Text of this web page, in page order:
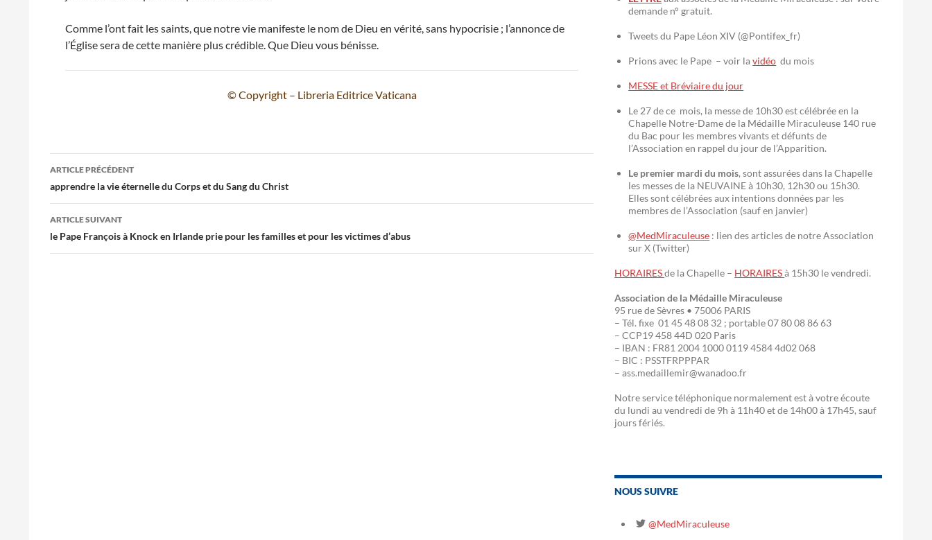
Comme l’ont fait les saints, que notre vie manifeste le nom de Dieu en vérité, sans hypocrisie ; l’annonce de
l’Église sera de cette manière plus crédible. Que Dieu vous bénisse.
© Copyright – Libreria Editrice Vaticana
Navigation
des
articles
ARTICLE PRÉCÉDENT
apprendre la vie éternelle du Corps et du Sang du Christ
ARTICLE SUIVANT
le Pape François à Knock en Irlande prie pour les familles et pour les victimes d’abus
demande n° gratuit.
Tweets du Pape Léon XIV (@Pontifex_fr)
Prions avec le Pape – voir lavidéo du mois
MESSE et Bréviaire du jour
Le 27 de ce mois, la messe de 10h30 est célébrée en la
Chapelle Notre-Dame de la Médaille Miraculeuse 140 rue
du Bac pour les membres vivants et défunts de
l’Association en rappel du jour de l’Apparition.
Le premier mardi du mois, sont assurées dans la Chapelle
les messes de la NEUVAINE à 10h30, 12h30 ou 15h30.
Elles sont célébrées aux intentions données par les
membres de l’Association (sauf en janvier)
@MedMiraculeuse : lien des articles de notre Association
sur X (Twitter)
HORAIRESde la Chapelle – HORAIRESà 15h30 le vendredi.
Association de la Médaille Miraculeuse
95 rue de Sèvres • 75006 PARIS
– Tél. fixe 01 45 48 08 32 ; portable 07 80 08 86 63
– CCP19 458 44D 020 Paris
– IBAN : FR81 2004 1000 0119 4584 4d02 068
– BIC : PSSTFRPPPAR
– ass.medaillemir@wanadoo.fr
Notre service téléphonique normalement est à votre écoute
du lundi au vendredi de 9h à 11h40 et de 14h00 à 17h45, sauf
jours fériés.
NOUS SUIVRE
@MedMiraculeuse